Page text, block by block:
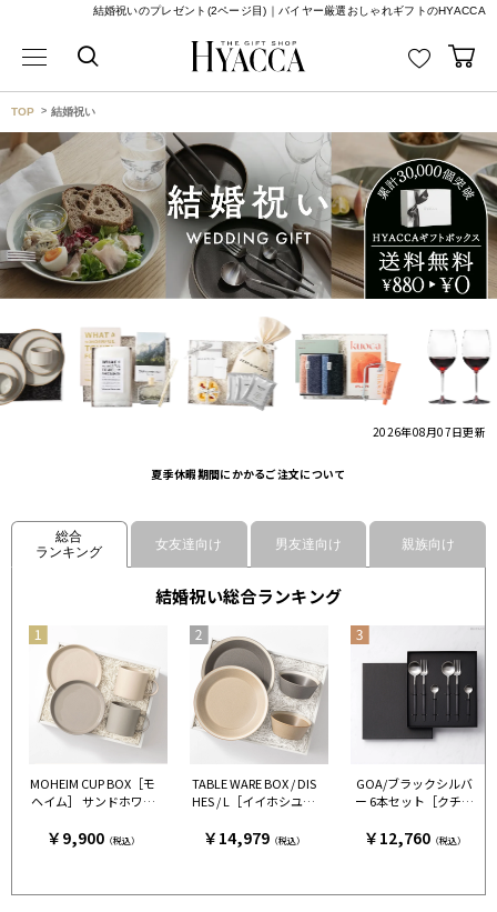
結婚祝いのプレゼント(2ページ目)｜バイヤー厳選おしゃれギフトのHYACCA
TOP 結婚祝い
2026年08月07日更新
夏季休暇期間にかかるご注文について
総合
ランキング
女友達向け 男友達向け 親族向け
結婚祝い総合ランキング
MOHEIM CUP BOX［モ
ヘイム］ サンドホワイ
ム］
￥9,900（税込）
TABLE WARE BOX / DIS
HES / L［イイホシユミ
ー＆ベージュ［イイホ
￥14,979（税込）
GOA/ブラックシルバ
ー 6本セット［クチポ
￥12,760（税込）